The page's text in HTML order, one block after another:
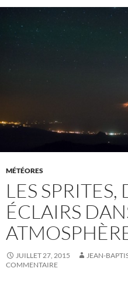
MÉTÉORES
LES
ÉCLAIRS
JUILLET 27, 2015 JEAN-
COMMENTAIRE